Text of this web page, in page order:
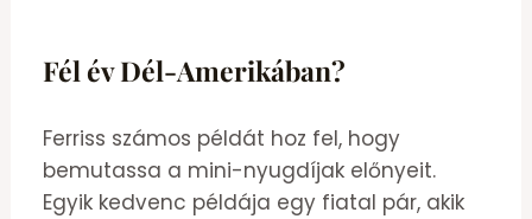
Fél év Dél-Amerikában?
Ferriss számos példát hoz fel, hogy
bemutassa a mini-nyugdíjak előnyeit.
Egyik kedvenc példája egy fiatal pár, akik